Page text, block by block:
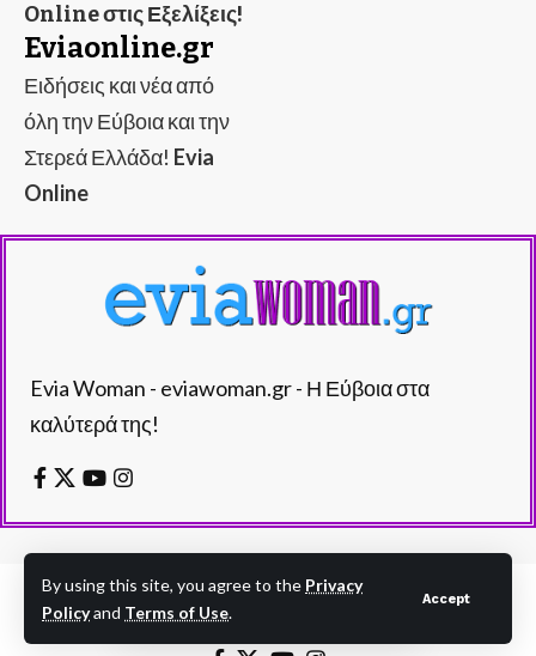
By using this site, you agree to the Privacy
Policyand Terms of Use.
Accept
Online στις Εξελίξεις!
Eviaonline.gr
Ειδήσεις και νέα από
όλη την Εύβοια και την
Στερεά Ελλάδα! Evia
Online
Evia Woman - eviawoman.gr - Η Εύβοια στα
καλύτερά της!